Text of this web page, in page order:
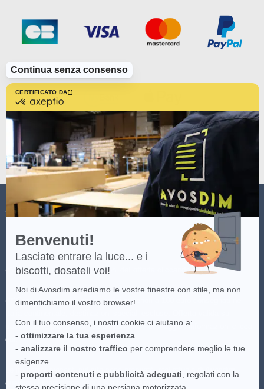
CERTIFICATO DA
-
Scopri
di
più
su
Axeptio
Benvenuti!
Lasciate entrare la luce... e i
biscotti, dosateli voi!
Noi di Avosdim arrediamo le vostre finestre con stile, ma non
dimentichiamo il vostro browser!
Con il tuo consenso, i nostri cookie ci aiutano a:
- ottimizzare la tua esperienza
- analizzare il nostro traffico per comprendere meglio le tue
esigenze
- proporti contenuti e pubblicità adeguati , regolati con la
Continua senza consenso
AVOSDIM
(*) Consulta i termini e condizioni dell'offerta cliccandoqui.
(**)Consegna gratuita per gli ordini superiori a 100 euro consegnati nei
trasportatore più economico disponibile. Per maggiori informazioni clicca
qui .
Le immagini presenti sul sito sono proprietà intellettuale di Avosdim,
qualsiasi riproduzione parziale o totale è vietata.